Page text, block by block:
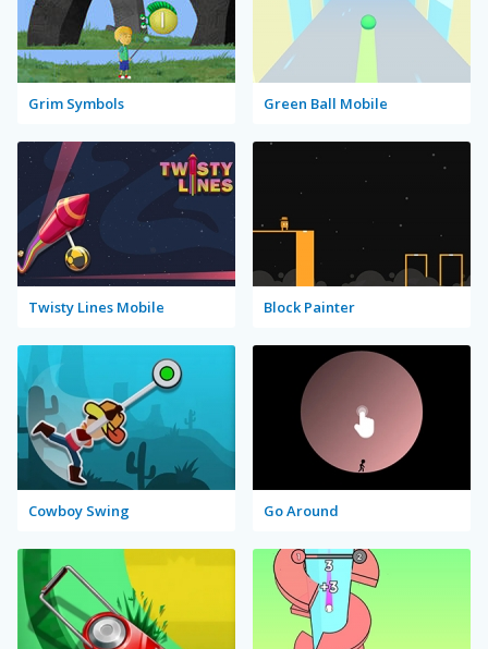
Grim Symbols Green Ball Mobile
Twisty Lines Mobile Block Painter
Cowboy Swing Go Around